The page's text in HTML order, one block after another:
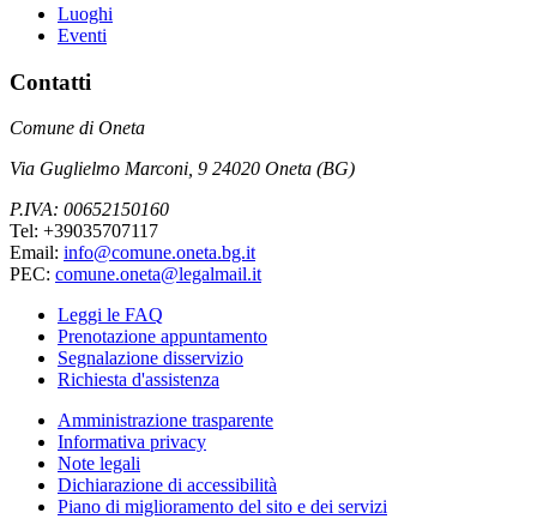
Luoghi
Eventi
Contatti
Comune di Oneta
Via Guglielmo Marconi, 9 24020 Oneta (BG)
P.IVA: 00652150160
Tel: +39035707117
Email: info@comune.oneta.bg.it
PEC: comune.oneta@legalmail.it
Leggi le FAQ
Prenotazione appuntamento
Segnalazione disservizio
Richiesta d'assistenza
Amministrazione trasparente
Informativa privacy
Note legali
Dichiarazione di accessibilità
Piano di miglioramento del sito e dei servizi